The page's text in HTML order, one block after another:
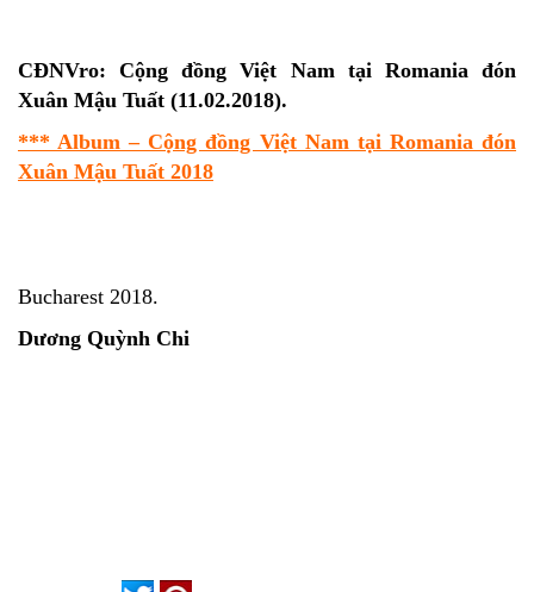
CĐNVro: Cộng đồng Việt Nam tại Romania đón
Xuân Mậu Tuất (11.02.2018).
*** Album – Cộng đồng Việt Nam tại Romania đón
Xuân Mậu Tuất 2018
Bucharest 2018.
Dương Quỳnh Chi